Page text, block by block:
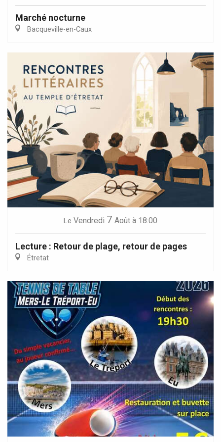
Marché nocturne
Bacqueville-en-Caux
Le Vendredi 7 Août à 18:00
Lecture : Retour de plage, retour de pages
Étretat